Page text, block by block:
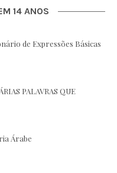
14 ANOS
de Expressões Básicas
PALAVRAS QUE
Árabe